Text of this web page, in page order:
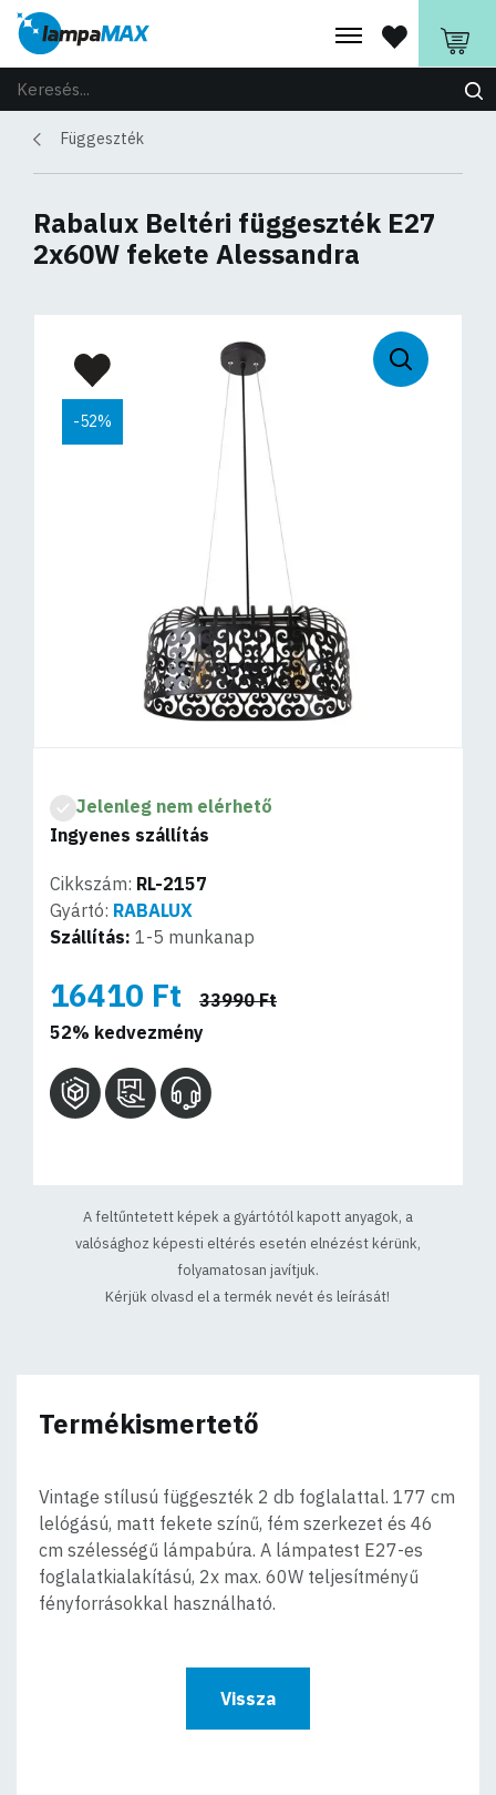
Függeszték
Rabalux Beltéri függeszték E27
2x60W fekete Alessandra
-52%
Jelenleg nem elérhető
Ingyenes szállítás
Cikkszám: RL-2157
Gyártó: RABALUX
Szállítás: 1-5 munkanap
16410 Ft
33990 Ft
52% kedvezmény
A feltűntetett képek a gyártótól kapott anyagok, a
valósághoz képesti eltérés esetén elnézést kérünk,
folyamatosan javítjuk.
Kérjük olvasd el a termék nevét és leírását!
Termékismertető
Vintage stílusú függeszték 2 db foglalattal. 177 cm
lelógású, matt fekete színű, fém szerkezet és 46
cm szélességű lámpabúra. A lámpatest E27-es
foglalatkialakítású, 2x max. 60W teljesítményű
fényforrásokkal használható.
Vissza